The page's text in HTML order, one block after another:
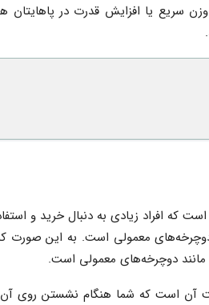
سریع یا افزایش قدرت در پاهایتان
که افراد زیادی به دنبال خرید و
معمولی است. به این صورت
مانند دوچرخه‌های معمولی است.
آن است که شما هنگام نشستن روی آن